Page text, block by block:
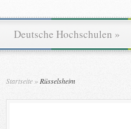
Deutsche Hochschulen »
Startseite » Rüsselsheim